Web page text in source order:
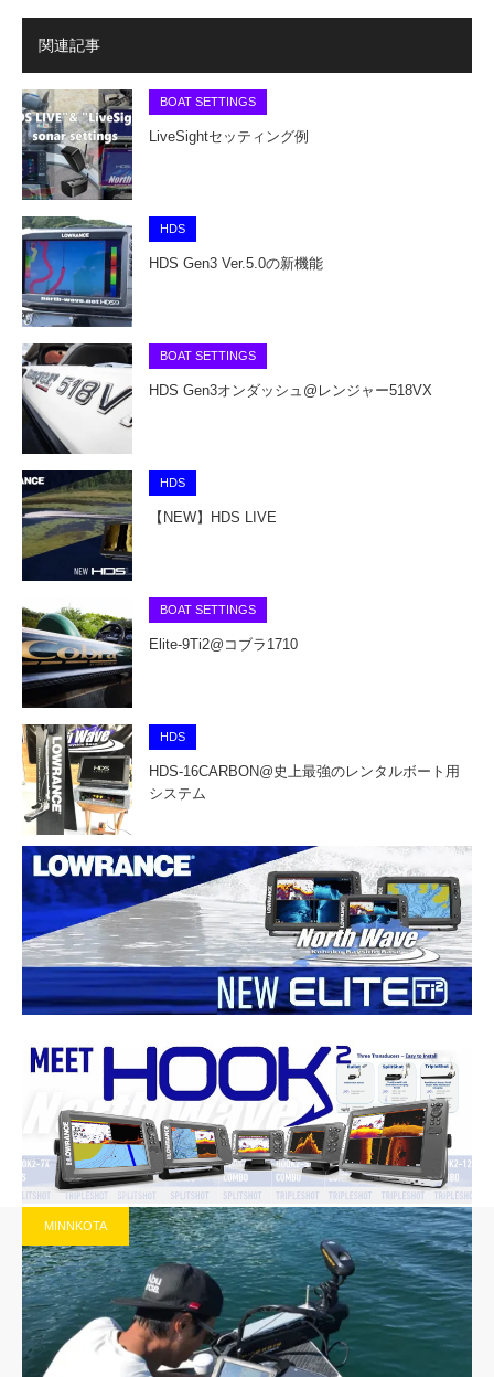
関連記事
BOAT SETTINGS
LiveSightセッティング例
HDS
HDS Gen3 Ver.5.0の新機能
BOAT SETTINGS
HDS Gen3オンダッシュ@レンジャー518VX
HDS
【NEW】HDS LIVE
BOAT SETTINGS
Elite-9Ti2@コブラ1710
HDS
HDS-16CARBON@史上最強のレンタルボート用
システム
MINNKOTA